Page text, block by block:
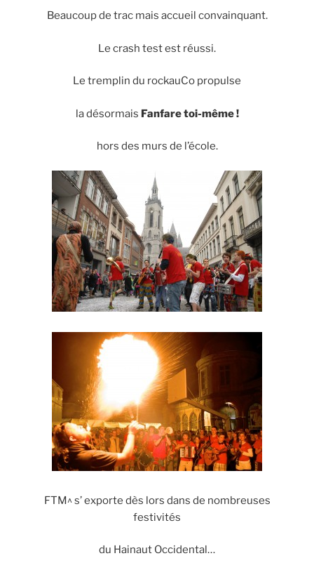
Beaucoup de trac mais accueil convainquant.
Le crash test est réussi.
Le tremplin du rockauCo propulse
la désormais Fanfare toi-même !
hors des murs de l’école.
FTM^ s’ exporte dès lors dans de nombreuses
festivités
du Hainaut Occidental…